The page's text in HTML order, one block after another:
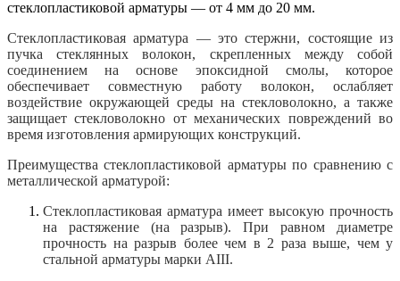
стеклопластиковой арматуры — от 4 мм до 20 мм.
Стеклопластиковая арматура — это стержни, состоящие из
пучка стеклянных волокон, скрепленных между собой
соединением на основе эпоксидной смолы, которое
обеспечивает совместную работу волокон, ослабляет
воздействие окружающей среды на стекловолокно, а также
защищает стекловолокно от механических повреждений во
время изготовления армирующих конструкций.
Преимущества стеклопластиковой арматуры по сравнению с
металлической арматурой:
Стеклопластиковая арматура имеет высокую прочность
на растяжение (на разрыв). При равном диаметре
прочность на разрыв более чем в 2 раза выше, чем у
стальной арматуры марки АIII.